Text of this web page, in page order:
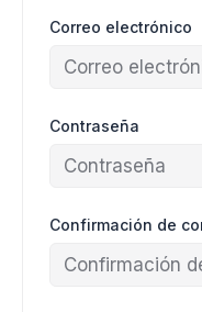
Correo electrónico
Contraseña
Confirmación de